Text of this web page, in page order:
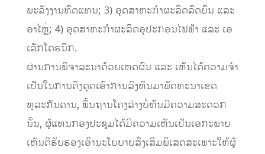
ພະລັງງານທົດແທນ; 3) ອຸດສາຫະກໍາຜະລິດລົດຍົນ ແລະ
ອາໄຫຼ່; 4) ອຸດສາຫະກໍາຜະລິດອຸປະກອນໄຟຟ້າ ແລະ ເອ
ເລັກໂຕຣນິກ.
ຜ່ານການພິຈາລະນາດ້ວຍເຫດຜົນ ແລະ ເຫັນໄດ້ຄວາມຈໍາ
ເປັນໃນການດຶງດູດເອົາການລົງທຶນມາພັດທະນາເຂດ
ທຸລະກັນດານ, ພື້ນຖານໂຄງລ່າງບໍ່ທັນມີຄວາມສະດວກ
ນັ້ນ, ຜູ້ແທນກອງປະຊຸມໄດ້ມີຄວາມເຫັນເປັນເອກະພາບ
ເຫັນດີຮັບຮອງເອົານະໂຍບາຍສົ່ງເສີມພິເສດສະເພາະໃຫ້ຜູ້